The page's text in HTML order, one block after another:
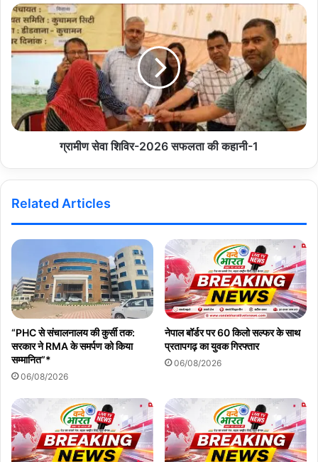
Didwana kucham Vande bharat live tv news
Dm Didwana kuchaman
Vande Bharat Live Tv News
Copy URL
ग्रामीण सेवा शिविर-2026 सफलता की कहानी-1
Related Articles
“PHC से संचालनालय की कुर्सी तक:
सरकार ने RMA के समर्पण को किया
सम्मानित”*
06/08/2026
नेपाल बॉर्डर पर 60 किलो सल्फर के साथ
प्रतापगढ़ का युवक गिरफ्तार
06/08/2026